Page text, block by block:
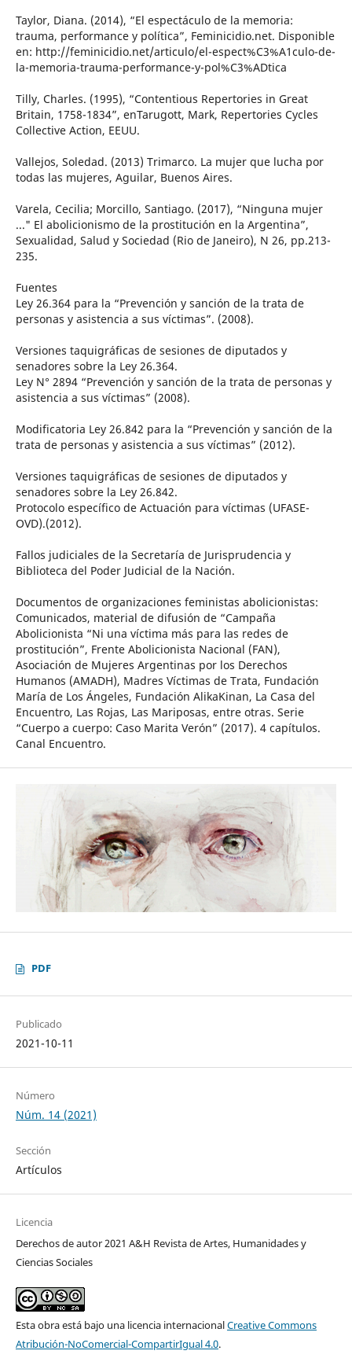
Taylor, Diana. (2014), “El espectáculo de la memoria:
trauma, performance y política”, Feminicidio.net. Disponible
en: http://feminicidio.net/articulo/el-espect%C3%A1culo-de-
la-memoria-trauma-performance-y-pol%C3%ADtica
Tilly, Charles. (1995), “Contentious Repertories in Great
Britain, 1758-1834”, enTarugott, Mark, Repertories Cycles
Collective Action, EEUU.
Vallejos, Soledad. (2013) Trimarco. La mujer que lucha por
todas las mujeres, Aguilar, Buenos Aires.
Varela, Cecilia; Morcillo, Santiago. (2017), “Ninguna mujer
..." El abolicionismo de la prostitución en la Argentina”,
Sexualidad, Salud y Sociedad (Rio de Janeiro), N 26, pp.213-
235.
Fuentes
Ley 26.364 para la “Prevención y sanción de la trata de
personas y asistencia a sus víctimas”. (2008).
Versiones taquigráficas de sesiones de diputados y
senadores sobre la Ley 26.364.
Ley N° 2894 “Prevención y sanción de la trata de personas y
asistencia a sus víctimas” (2008).
Modificatoria Ley 26.842 para la “Prevención y sanción de la
trata de personas y asistencia a sus víctimas” (2012).
Versiones taquigráficas de sesiones de diputados y
senadores sobre la Ley 26.842.
Protocolo específico de Actuación para víctimas (UFASE-
OVD).(2012).
Fallos judiciales de la Secretaría de Jurisprudencia y
Biblioteca del Poder Judicial de la Nación.
Documentos de organizaciones feministas abolicionistas:
Comunicados, material de difusión de “Campaña
Abolicionista “Ni una víctima más para las redes de
prostitución”, Frente Abolicionista Nacional (FAN),
Asociación de Mujeres Argentinas por los Derechos
Humanos (AMADH), Madres Víctimas de Trata, Fundación
María de Los Ángeles, Fundación AlikaKinan, La Casa del
Encuentro, Las Rojas, Las Mariposas, entre otras. Serie
“Cuerpo a cuerpo: Caso Marita Verón” (2017). 4 capítulos.
Canal Encuentro.
PDF
Publicado
2021-10-11
Número
Núm. 14 (2021)
Sección
Artículos
Licencia
Derechos de autor 2021 A&H Revista de Artes, Humanidades y
Ciencias Sociales
Esta obra está bajo una licencia internacionalCreative Commons
Atribución-NoComercial-CompartirIgual 4.0.